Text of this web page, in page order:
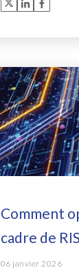
Comment
cadre de
06 janvier 2026